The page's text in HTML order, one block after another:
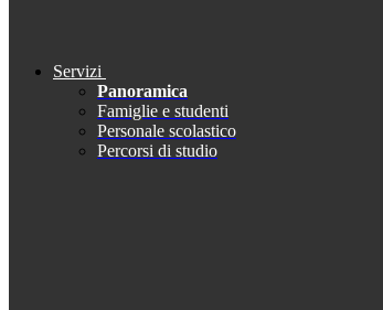
Servizi
Panoramica
Famiglie e studenti
Personale scolastico
Percorsi di studio